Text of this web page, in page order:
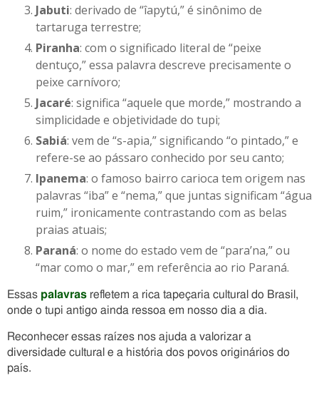
Jabuti: derivado de “îapytú,” é sinônimo de
tartaruga terrestre;
Piranha: com o significado literal de “peixe
dentuço,” essa palavra descreve precisamente o
peixe carnívoro;
Jacaré: significa “aquele que morde,” mostrando a
simplicidade e objetividade do tupi;
Sabiá: vem de “s-apia,” significando “o pintado,” e
refere-se ao pássaro conhecido por seu canto;
Ipanema: o famoso bairro carioca tem origem nas
palavras “iba” e “nema,” que juntas significam “água
ruim,” ironicamente contrastando com as belas
praias atuais;
Paraná: o nome do estado vem de “para’na,” ou
“mar como o mar,” em referência ao rio Paraná.
Essas palavras refletem a rica tapeçaria cultural do Brasil,
onde o tupi antigo ainda ressoa em nosso dia a dia.
Reconhecer essas raízes nos ajuda a valorizar a
diversidade cultural e a história dos povos originários do
país.